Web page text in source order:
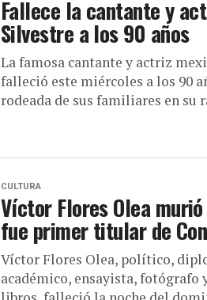
Fallece la cantante y
Silvestre a los 90 años
La famosa cantante y actriz
falleció este miércoles a los 90
rodeada de sus familiares en su
CULTURA
Víctor Flores Olea
fue primer titular de
Víctor Flores Olea, político,
académico, ensayista, fotógrafo